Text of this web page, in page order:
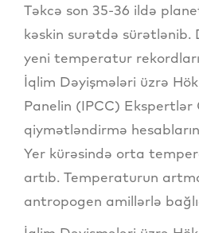
Təkcə son 35-36 ildə
kəskin surətdə sürətlənib.
yeni temperatur
İqlim Dəyişmələri üzrə
Panelin (IPCC) Ekspertlər
qiymətləndirmə
Yer kürəsində orta
artıb. Temperaturun
antropogen amillərlə